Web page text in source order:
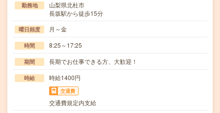
勤務地
山梨県北杜市
長坂駅から徒歩15分
曜日頻度 月～金
時間 8:25～17:25
期間 長期でお仕事できる方、大歓迎！
時給 時給1400円
交通費
交通費規定内支給